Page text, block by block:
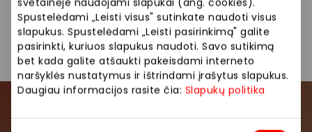
Spustelėdami „Leisti visus" sutinkate naudoti visus
slapukus. Spustelėdami „Leisti pasirinkimą" galite
pasirinkti, kuriuos slapukus naudoti. Savo sutikimą
bet kada galite atšaukti pakeisdami interneto
naršyklės nustatymus ir ištrindami įrašytus slapukus.
Daugiau informacijos rasite čia: Slapukų politika
Drabužiai Parduotuvės
Prisijunkite prie mūsų